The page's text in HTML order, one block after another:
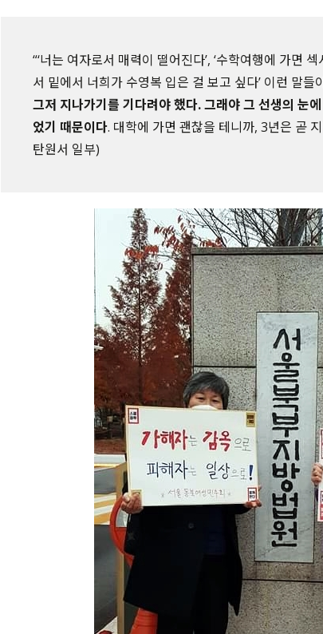
“‘너는 여자로서 매력이 떨어진다’, ‘수학여행에 가면
서 밑에서 너희가 수영복 입은 걸 보고 싶다’ 이런 말들
그저 지나가기를 기다려야 했다. 그래야 그 선생의 눈
었기 때문이다. 대학에 가면 괜찮을 테니까, 3년은 곧
탄원서 일부)